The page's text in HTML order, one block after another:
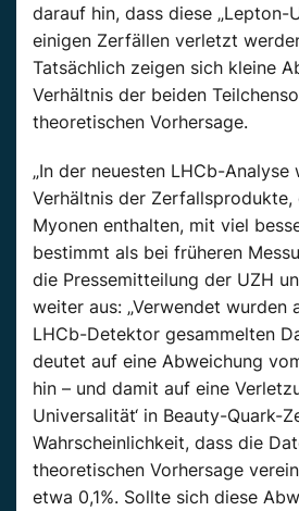
darauf hin, dass diese „Lepton-
einigen Zerfällen verletzt
Tatsächlich zeigen sich kleine
Verhältnis der beiden
theoretischen Vorhersage.
„In der neuesten LHCb-Analyse
Verhältnis der Zerfallsprodukte,
Myonen enthalten, mit viel
bestimmt als bei früheren
die Pressemitteilung der UZH
weiter aus: „Verwendet wurden
LHCb-Detektor gesammelten
deutet auf eine Abweichung
hin – und damit auf eine
Universalität‘ in Beauty-Quark-
Wahrscheinlichkeit, dass die
theoretischen Vorhersage
etwa 0,1%. Sollte sich diese